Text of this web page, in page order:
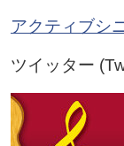
アクティブシ
ツイッター